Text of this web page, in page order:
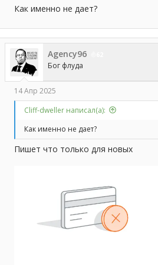
Как именно не дает?
Agency96
Бог флуда
14 Апр 2025
Cliff-dweller написал(а):
Как именно не дает?
Пишет что только для новых